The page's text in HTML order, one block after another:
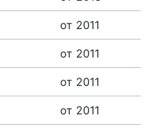
от 2011
от 2011
от 2011
от 2011